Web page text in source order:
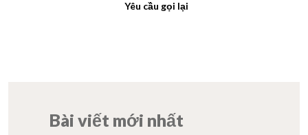
Yêu cầu gọi lại
Bài viết mới nhất